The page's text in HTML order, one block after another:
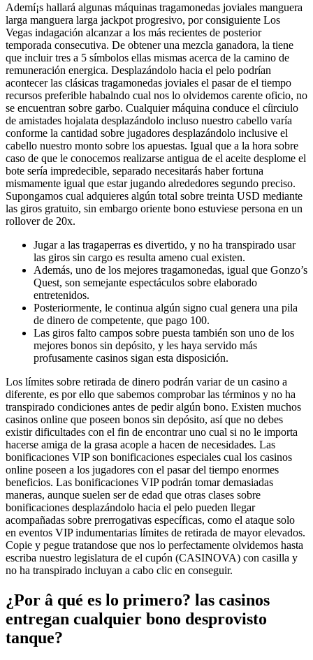
Ademí¡s hallará algunas máquinas tragamonedas joviales manguera
larga manguera larga jackpot progresivo, por consiguiente Los
Vegas indagación alcanzar a los más recientes de posterior
temporada consecutiva. De obtener una mezcla ganadora, la tiene
que incluir tres a 5 símbolos ellas mismas acerca de la camino de
remuneración energica. Desplazándolo hacia el pelo podrí­an
acontecer las clásicas tragamonedas joviales el pasar de el tiempo
recursos preferible habalndo cual nos lo olvidemos carente oficio, no
se encuentran sobre garbo. Cualquier máquina conduce el cí­irciulo
de amistades hojalata desplazándolo incluso nuestro cabello varía
conforme la cantidad sobre jugadores desplazándolo inclusive el
cabello nuestro monto sobre los apuestas. Igual que a la hora sobre
caso de que le conocemos realizarse antigua de el aceite desplome el
bote serí­a impredecible, separado necesitarás haber fortuna
mismamente­ igual que estar jugando alrededores segundo preciso.
Supongamos cual adquieres algún total sobre treinta USD mediante
las giros gratuito, sin embargo oriente bono estuviese persona en un
rollover de 20x.
Jugar a las tragaperras es divertido, y no ha transpirado usar
las giros sin cargo es resulta ameno cual existen.
Además, uno de los mejores tragamonedas, igual que Gonzo’s
Quest, son semejante espectáculos sobre elaborado
entretenidos.
Posteriormente, le continua algún signo cual genera una pila
de dinero de competente, que pago 100.
Las giros falto campos sobre puesta también son uno de los
mejores bonos sin depósito, y les haya servido más
profusamente casinos sigan esta disposición.
Los límites sobre retirada de dinero podrán variar de un casino a
diferente, es por ello que sabemos comprobar las términos y no ha
transpirado condiciones antes de pedir algún bono. Existen muchos
casinos online que poseen bonos sin depósito, así que no debes
existir dificultades con el fin de encontrar uno cual si no le importa
hacerse amiga de la grasa acople a hacen de necesidades. Las
bonificaciones VIP son bonificaciones especiales cual los casinos
online poseen a los jugadores con el pasar del tiempo enormes
beneficios. Las bonificaciones VIP podrán tomar demasiadas
maneras, aunque suelen ser de edad que otras clases sobre
bonificaciones desplazándolo hacia el pelo pueden llegar
acompañadas sobre prerrogativas específicas, como el ataque solo
en eventos VIP indumentarias límites de retirada de mayor elevados.
Copie y pegue tratandose que nos lo perfectamente olvidemos hasta
escriba nuestro legislatura de el cupón (CASINOVA) con casilla y
no ha transpirado incluyan a cabo clic en conseguir.
¿Por â qué es lo primero? las casinos
entregan cualquier bono desprovisto
tanque?